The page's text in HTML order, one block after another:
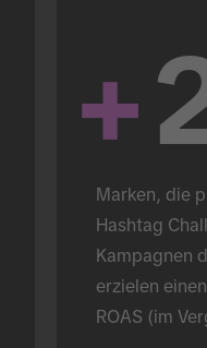
+
Marken, die
Hashtag
Kampagnen
erzielen
ROAS (im